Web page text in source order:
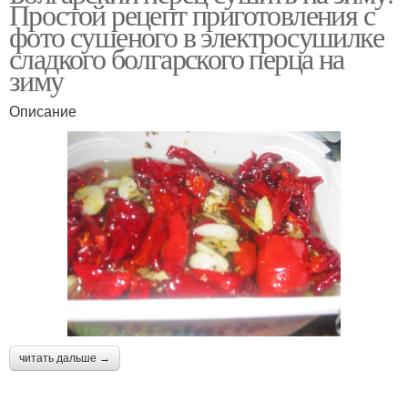
Простой рецепт приготовления с
фото сушеного в электросушилке
сладкого болгарского перца на
зиму
Описание
читать дальше →